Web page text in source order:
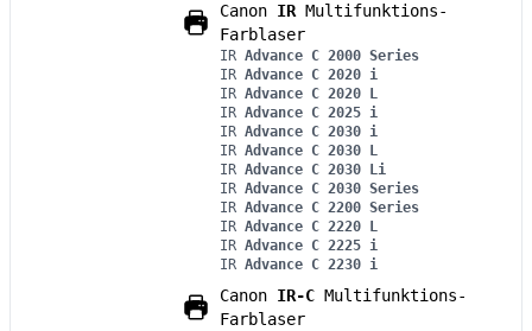
Canon IRMultifunktions-
Farblaser
IR Advance C 2000 Series
IR Advance C 2020 i
IR Advance C 2020 L
IR Advance C 2025 i
IR Advance C 2030 i
IR Advance C 2030 L
IR Advance C 2030 Li
IR Advance C 2030 Series
IR Advance C 2200 Series
IR Advance C 2220 L
IR Advance C 2225 i
IR Advance C 2230 i
Canon IR-C Multifunktions-
Farblaser